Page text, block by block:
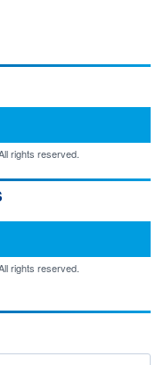
ÉCHANGÉ
ÉCHANGE
/ 15:12:57
À LA
rights reserved.
rights reserved.